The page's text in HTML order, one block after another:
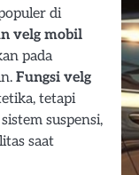
di
velg mobil
pada
Fungsi velg
tetapi
suspensi,
saat